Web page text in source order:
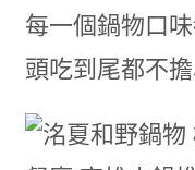
每一個鍋物口
頭吃到尾都不